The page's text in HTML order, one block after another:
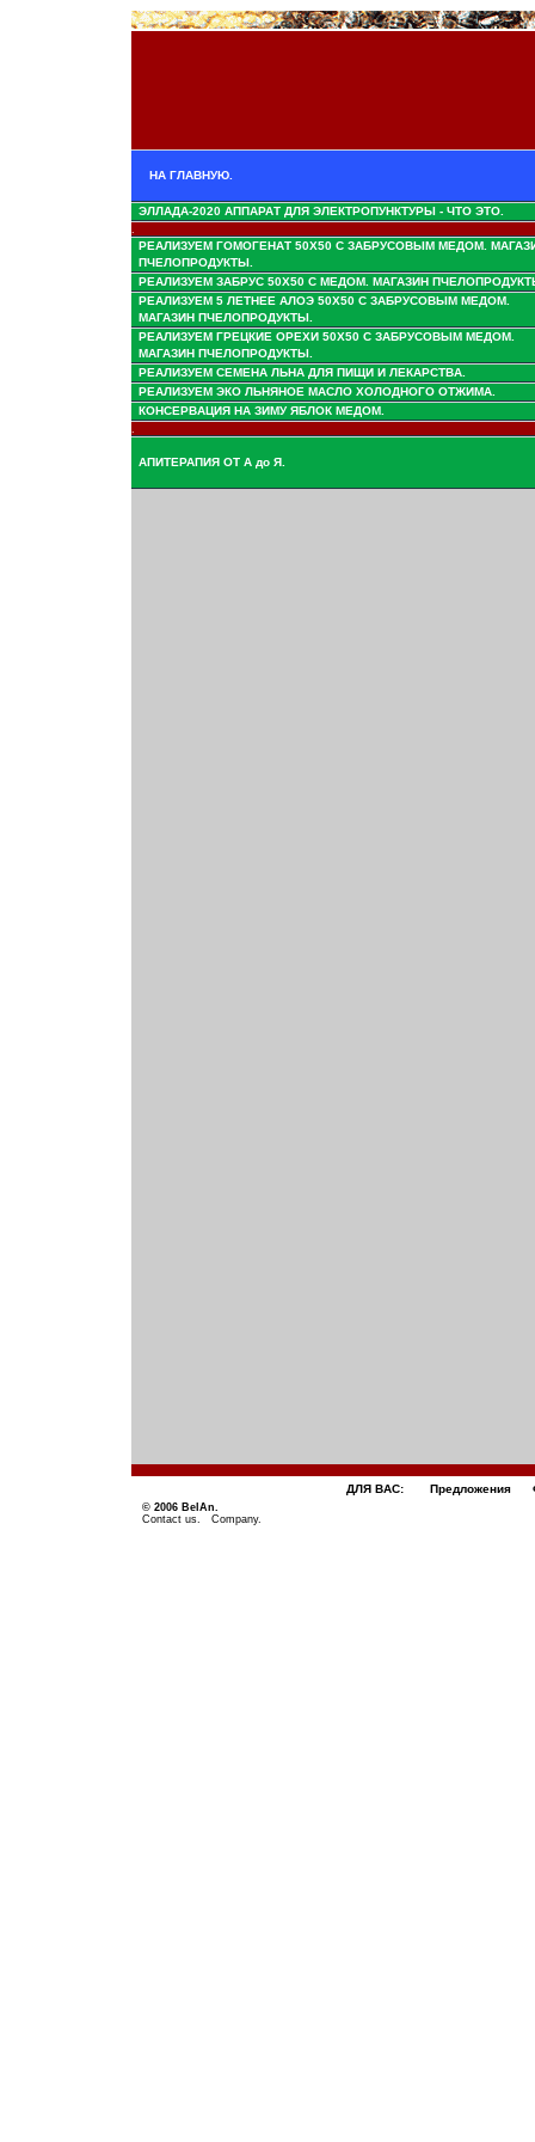
НА ГЛАВНУЮ.
ЭЛЛАДА-2020 АППАРАТ ДЛЯ ЭЛЕКТРОПУНКТУРЫ - ЧТО ЭТО.
РЕАЛИЗУЕМ ГОМОГЕНАТ 50Х50 С ЗАБРУСОВЫМ МЕДОМ.
ПЧЕЛОПРОДУКТЫ.
РЕАЛИЗУЕМ ЗАБРУС 50Х50 С МЕДОМ. МАГАЗИН
РЕАЛИЗУЕМ 5 ЛЕТНЕЕ АЛОЭ 50Х50 С ЗАБРУСОВЫМ МЕДОМ.
МАГАЗИН ПЧЕЛОПРОДУКТЫ.
РЕАЛИЗУЕМ ГРЕЦКИЕ ОРЕХИ 50Х50 С ЗАБРУСОВЫМ МЕДОМ.
МАГАЗИН ПЧЕЛОПРОДУКТЫ.
РЕАЛИЗУЕМ СЕМЕНА ЛЬНА ДЛЯ ПИЩИ И ЛЕКАРСТВА.
РЕАЛИЗУЕМ ЭКО ЛЬНЯНОЕ МАСЛО ХОЛОДНОГО ОТЖИМА.
КОНСЕРВАЦИЯ НА ЗИМУ ЯБЛОК МЕДОМ.
АПИТЕРАПИЯ ОТ А до Я.
ДЛЯ ВАС: Предложения
© 2006 BelAn.
Contact us. Company.